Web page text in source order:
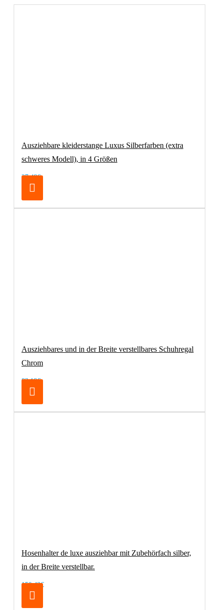
Ausziehbare kleiderstange Luxus Silberfarben (extra
schweres Modell), in 4 Größen
27,48€
Ausziehbares und in der Breite verstellbares Schuhregal
Chrom
83,19€
Hosenhalter de luxe ausziehbar mit Zubehörfach silber,
in der Breite verstellbar.
150,42€